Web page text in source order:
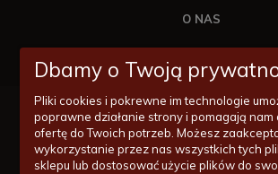
O NAS
Masz pytania odnośnie zakupów lub
Dbamy o Twoją
Pliki cookies i pokrewne im technologie
poprawne działanie strony i pomagają
ofertę do Twoich potrzeb. Możesz
wykorzystanie przez nas wszystkich tych
sklepu lub dostosować użycie plików do